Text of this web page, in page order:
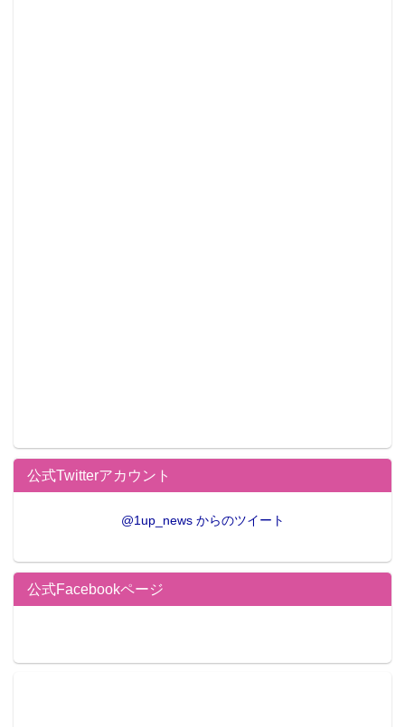
公式Twitterアカウント
@1up_news からのツイート
公式Facebookページ